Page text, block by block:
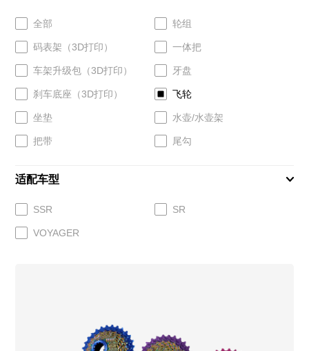
全部 轮组
码表架（3D打印） 一体把
车架升级包（3D打印） 牙盘
刹车底座（3D打印） 飞轮
坐垫 水壶/水壶架
把带 尾勾
适配车型
SSR SR
VOYAGER